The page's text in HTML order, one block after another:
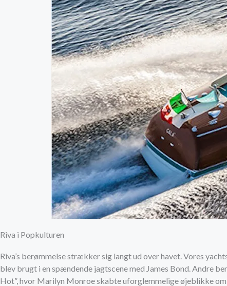
Riva i Popkulturen
Riva’s berømmelse strækker sig langt ud over havet. Vores
blev brugt i en spændende jagtscene med James Bond. Andre
Hot”, hvor Marilyn Monroe skabte uforglemmelige øjeblikke